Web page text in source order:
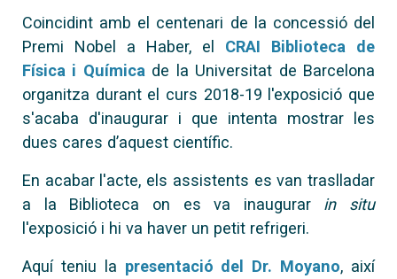
Coincidint amb el centenari de la concessió del
Premi Nobel a Haber, el CRAI Biblioteca de
Física i Química de la Universitat de Barcelona
organitza durant el curs 2018-19 l'exposició que
s'acaba d'inaugurar i que intenta mostrar les
dues cares d’aquest científic.
En acabar l'acte, els assistents es van traslladar
a la Biblioteca on es va inaugurar in situ
l'exposició i hi va haver un petit refrigeri.
Aquí teniu la presentació del Dr. Moyano, així